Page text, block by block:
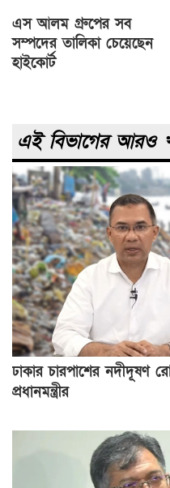
Post
navigation
এস আলম গ্রুপের সব
সম্পদের তালিকা চেয়েছেন
হাইকোর্ট
এই বিভাগের আরও
ঢাকার চারপাশের নদীদূষণ
প্রধানমন্ত্রীর